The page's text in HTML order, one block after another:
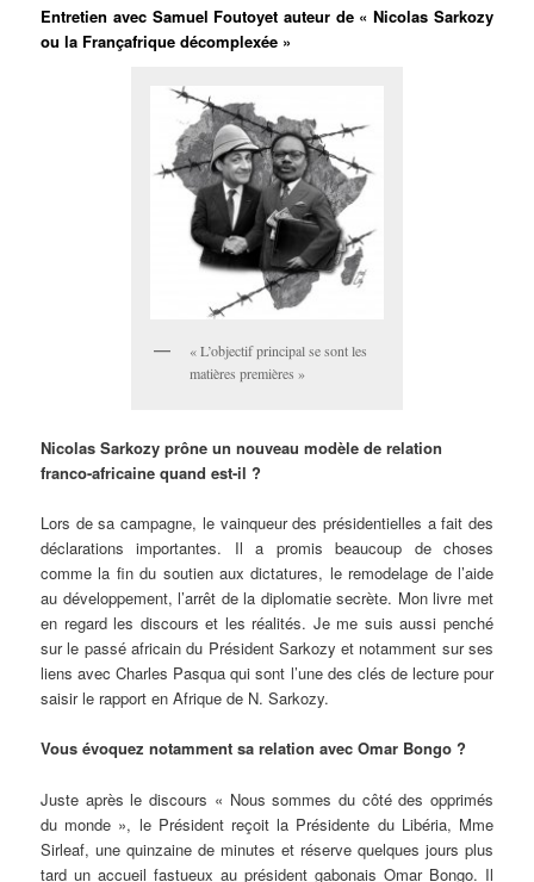
Entretien avec Samuel Foutoyet auteur de « Nicolas Sarkozy
ou la Françafrique décomplexée »
« L’objectif principal se sont les
matières premières »
Nicolas Sarkozy prône un nouveau modèle de relation
franco-africaine quand est-il ?
Lors de sa campagne, le vainqueur des présidentielles a fait des
déclarations importantes. Il a promis beaucoup de choses
comme la fin du soutien aux dictatures, le remodelage de l’aide
au développement, l’arrêt de la diplomatie secrète. Mon livre met
en regard les discours et les réalités. Je me suis aussi penché
sur le passé africain du Président Sarkozy et notamment sur ses
liens avec Charles Pasqua qui sont l’une des clés de lecture pour
saisir le rapport en Afrique de N. Sarkozy.
Vous évoquez notamment sa relation avec Omar Bongo ?
Juste après le discours « Nous sommes du côté des opprimés
du monde », le Président reçoit la Présidente du Libéria, Mme
Sirleaf, une quinzaine de minutes et réserve quelques jours plus
tard un accueil fastueux au président gabonais Omar Bongo. Il